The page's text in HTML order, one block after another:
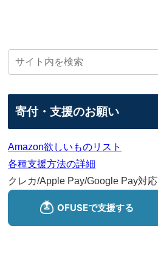
寄付・支援のお願い
Amazon欲しいものリスト
各種支援方法の詳細
クレカ/Apple Pay/Google Pay対応